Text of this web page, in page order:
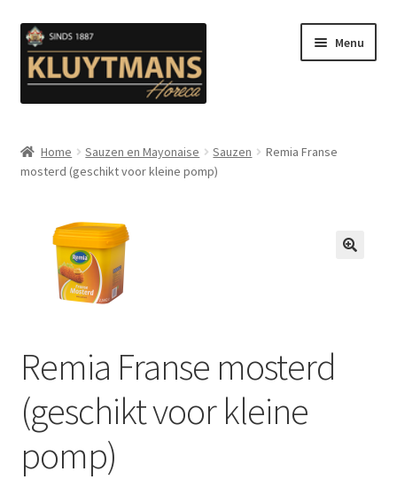
Ga
door
naar
navigatie
Ga
naar
de
inhoud
Menu
Kip en Gevogelte
Luuks Favoriet IJS & Deserts
Vetten
Koffie
Dranken
Droge Kruidenierswaren
Home Sauzen en Mayonaise Sauzen
Remia Franse
mosterd (geschikt voor kleine pomp)
Remia Franse mosterd
(geschikt voor kleine
pomp)